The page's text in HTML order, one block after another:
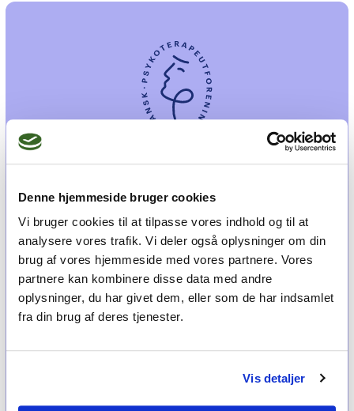
Denne hjemmeside bruger cookies
Vi bruger cookies til at tilpasse vores indhold og til at
analysere vores trafik. Vi deler også oplysninger om din
brug af vores hjemmeside med vores partnere. Vores
partnere kan kombinere disse data med andre
oplysninger, du har givet dem, eller som de har indsamlet
fra din brug af deres tjenester.
Vis detaljer
er et kvalitetsstempel. Alle vores medlemmer skal
leve op til en række kriterier om uddannelse og
erfaring for at få lov til at kalde sigpsykoterapeut
MPF
Find psykoterapeut